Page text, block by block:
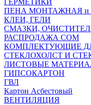
ГЕРМЕТИКИ
ПЕНА МОНТАЖНАЯ и
КЛЕИ, ГЕЛИ
СМАЗКИ,
РАСПРОДАЖА СОМ
КОМПЛЕКТУЮЩИЕ
СТЕКЛОХОЛСТ И
ЛИСТОВЫЕ
ГИПСОКАРТОН
ГВЛ
Картон Асбестовый
ВЕНТИЛЯЦИЯ